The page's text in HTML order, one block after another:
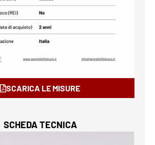
SCARICA LE MISURE
SCHEDA TECNICA